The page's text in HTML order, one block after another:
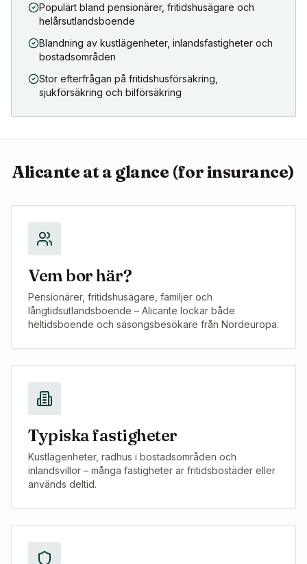
Populärt bland pensionärer, fritidshusägare och
helårsutlandsboende
Blandning av kustlägenheter, inlandsfastigheter och
bostadsområden
Stor efterfrågan på fritidshusförsäkring,
sjukförsäkring och bilförsäkring
Alicante at a glance (for insurance)
Vem bor här?
Pensionärer, fritidshusägare, familjer och
långtidsutlandsboende – Alicante lockar både
heltidsboende och säsongsbesökare från Nordeuropa.
Typiska fastigheter
Kustlägenheter, radhus i bostadsområden och
inlandsvillor – många fastigheter är fritidsbostäder eller
används deltid.